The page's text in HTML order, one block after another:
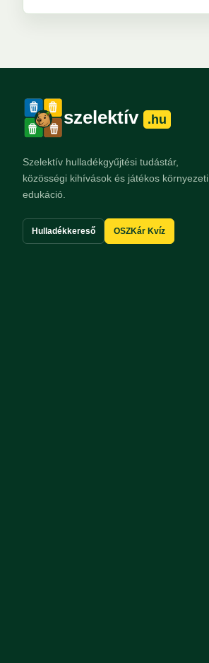
szelektív .hu
Szelektív hulladékgyűjtési tudástár,
közösségi kihívások és játékos környezeti
edukáció.
Hulladékkereső OSZKár Kvíz